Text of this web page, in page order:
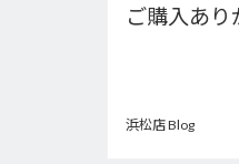
ご購入あり
浜松店 Blog